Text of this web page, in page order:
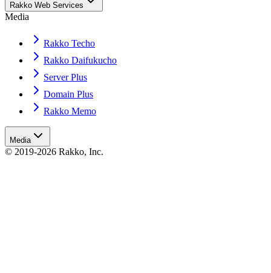
Rakko Web Services
Media
Rakko Techo
Rakko Daifukucho
Server Plus
Domain Plus
Rakko Memo
Media
© 2019-2026 Rakko, Inc.